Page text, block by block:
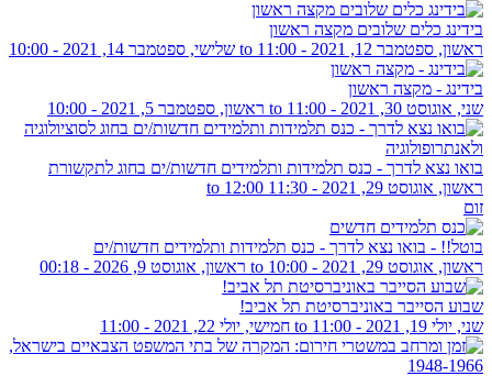
בידינג כלים שלובים מקצה ראשון
ראשון, ספטמבר 12, 2021 - 11:00
שלישי, ספטמבר 14, 2021 - 10:00
בידינג - מקצה ראשון
שני, אוגוסט 30, 2021 - 11:00
ראשון, ספטמבר 5, 2021 - 10:00
בואו נצא לדרך - כנס תלמידות ותלמידים חדשות/ים בחוג לתקשורת
ראשון, אוגוסט 29, 2021 -
11:30
12:00
זום
בוטל!! - בואו נצא לדרך - כנס תלמידות ותלמידים חדשות/ים
ראשון, אוגוסט 29, 2021 - 10:00
ראשון, אוגוסט 9, 2026 - 00:18
שבוע הסייבר באוניברסיטת תל אביב!
שני, יולי 19, 2021 - 11:00
חמישי, יולי 22, 2021 - 11:00